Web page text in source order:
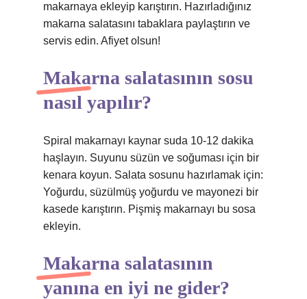
makarnaya ekleyip karıştırın. Hazırladığınız
makarna salatasını tabaklara paylaştırın ve
servis edin. Afiyet olsun!
Makarna salatasının sosu
nasıl yapılır?
Spiral makarnayı kaynar suda 10-12 dakika
haşlayın. Suyunu süzün ve soğuması için bir
kenara koyun. Salata sosunu hazırlamak için:
Yoğurdu, süzülmüş yoğurdu ve mayonezi bir
kasede karıştırın. Pişmiş makarnayı bu sosa
ekleyin.
Makarna salatasının
yanına en iyi ne gider?